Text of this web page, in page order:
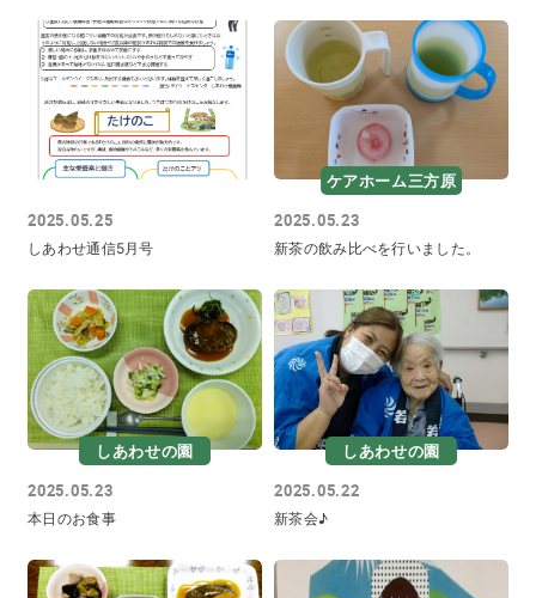
2025.05.25
しあわせ通信5月号
ケアホーム三方原
2025.05.23
新茶の飲み比べを行いました。
しあわせの園
2025.05.23
本日のお食事
しあわせの園
2025.05.22
新茶会♪